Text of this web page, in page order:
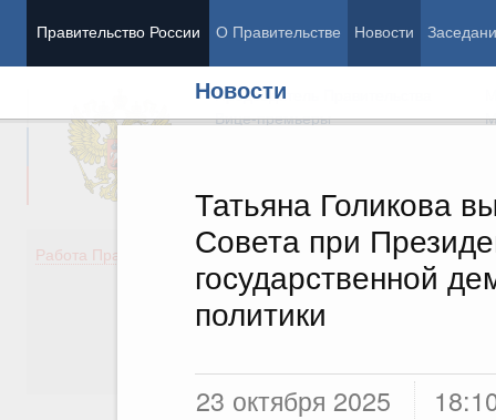
Правительство России О Правительстве Новости
Новости
Татьяна Голикова
Совета при
государственной
политики
23 октября 2025
Председатель Правительства
Вице-премьеры
Работа Правительства
Демография
Здоровье
Образование
Культура
Государство